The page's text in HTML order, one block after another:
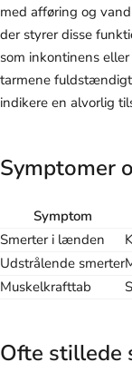
med afføring og
der styrer disse
som inkontinens
tarmene
indikere en alvorlig
Symptomer
Symptom
Smerter i lænden
Udstrålende smerter
Muskelkrafttab
Ofte stillede